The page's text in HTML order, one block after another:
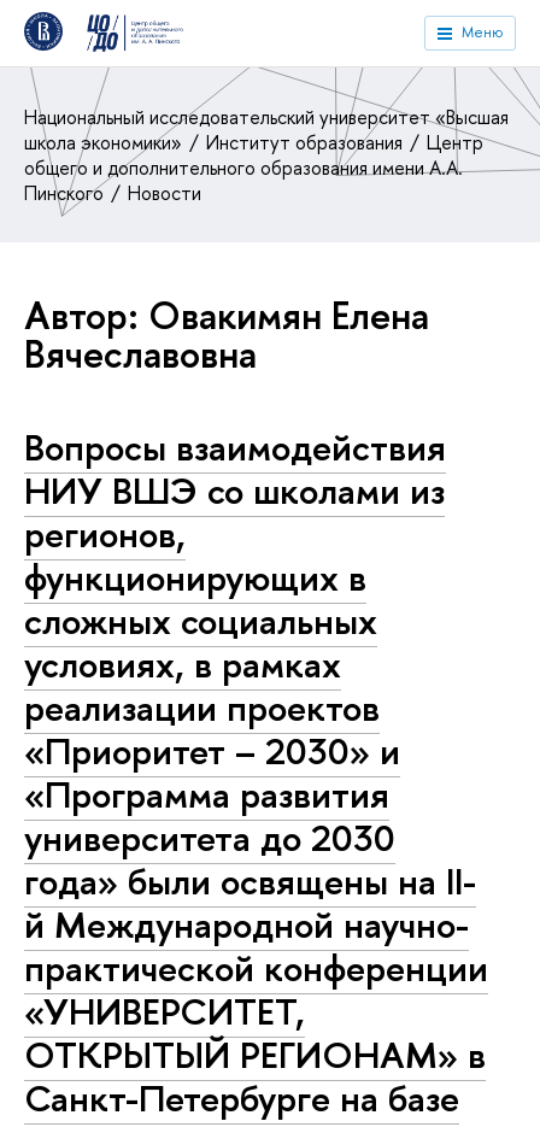
Меню
Национальный исследовательский университет «Высшая
школа экономики»
Институт образования
Центр
общего и дополнительного образования имени А.А.
Пинского
Новости
Автор: Овакимян Елена
Вячеславовна
Вопросы взаимодействия
НИУ ВШЭ со школами из
регионов,
функционирующих в
сложных социальных
условиях, в рамках
реализации проектов
«Приоритет – 2030» и
«Программа развития
университета до 2030
года» были освящены на II-
й Международной научно-
практической конференции
«УНИВЕРСИТЕТ,
ОТКРЫТЫЙ РЕГИОНАМ» в
Санкт-Петербурге на базе